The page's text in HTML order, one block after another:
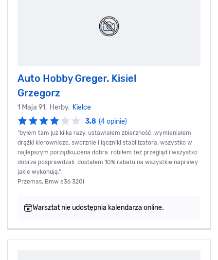
Auto Hobby Greger. Kisiel
Grzegorz
1 Maja 91, Herby, Kielce
3.8 (4 opinie)
"byłem tam już kilka razy, ustawiałem zbierzność, wymieniałem
drążki kierownicze, sworznie i łączniki stabilizatora. wszystko w
najlepszym porządku,cena dobra. robiłem też przegląd i wszystko
dobrze posprawdzali. dostałem 10% rabatu na wszystkie naprawy
jakie wykonują.",
Przemas, Bmw e36 320i
Warsztat nie udostępnia kalendarza online.